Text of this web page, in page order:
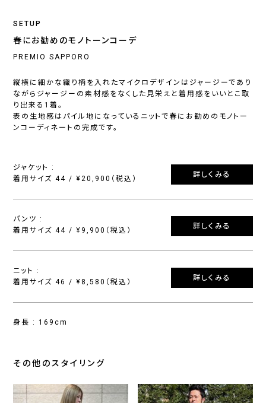
SETUP
春にお勧めのモノトーンコーデ
PREMIO SAPPORO
縦横に細かな織り柄を入れたマイクロデザインはジャージーであり
ながらジャージーの素材感をなくした見栄えと着用感をいいとこ取
り出来る1着。
表の生地感はパイル地になっているニットで春にお勧めのモノトー
ンコーディネートの完成です。
ジャケット :
着用サイズ 44 / ¥20,900（税込）
詳しくみる
パンツ :
着用サイズ 44 / ¥9,900（税込）
詳しくみる
ニット :
着用サイズ 46 / ¥8,580（税込）
詳しくみる
身長 : 169cm
その他のスタイリング